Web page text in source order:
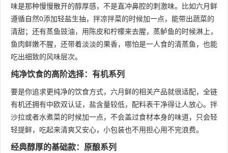
味是那种慢慢散开的醇厚感，不是直冲鼻腔的刺激味。比如六月鲜
遵循自然0添加轻盐生抽，拌凉拌菜的时候加一点，能带出蔬菜的
清甜；还有蒸鱼豉油，用陈皮和柠檬来去腥，蒸鲈鱼的时候淋上，
鱼肉鲜嫩不腥，还带着淡淡的果香，哪怕是一人食的清蒸鱼，也能
吃出细致的风味层次。
纯净饮食的高阶选择：有机系列
要是你追求更纯净的饮食方式，六月鲜的相关产品就很适配，全链
有机还拥有中欧双认证，盐含量较低，配料表干净得让人放心。拌
沙拉或者水煮菜的时候加一点，不会盖过食材本身的味道，只会轻
轻提鲜，吃起来清爽又安心，小包装也不用担心用不完浪费。
经典醇厚的基础款：原酿系列